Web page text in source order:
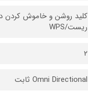
ریست/WPS
2
Omni Directional ثابت